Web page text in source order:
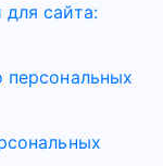
сайта: